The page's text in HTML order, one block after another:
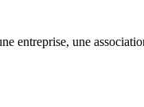
entreprise, une